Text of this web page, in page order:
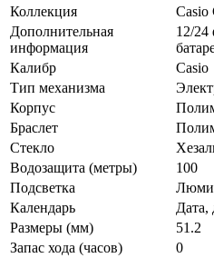
Коллекция
Casio
Дополнительная
информация
12/24
Калибр
Casio
Тип механизма
Корпус
Браслет
Стекло
Водозащита (метры)
100
Подсветка
Календарь
Дата,
Размеры (мм)
51.2
Запас хода (часов)
0